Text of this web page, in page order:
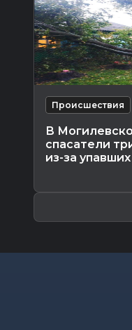
Происшествия
В
спасатели
из-за